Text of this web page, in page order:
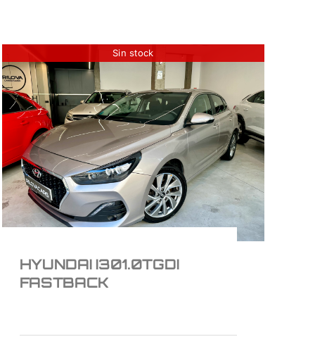
Sin stock
HYUNDAI I301.0TGDI
FASTBACK
15.700€
HYUNDAI I301.0TGDI
FASTBACK